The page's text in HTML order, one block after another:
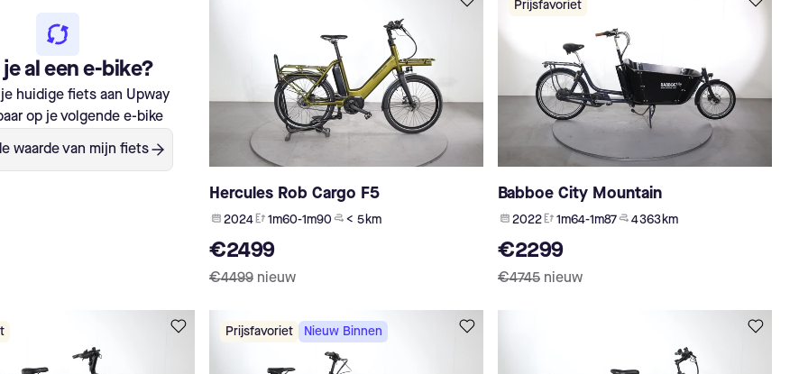
je al een e-bike?
huidige fiets aan Upway
op je volgende e-bike
waarde van mijn fiets
Hercules Rob Cargo F5
2024 1m60-1m90 < 5 km
€2499
€4499 nieuw
Prijsfavoriet
Babboe City Mountain
2022 1m64-1m87 4 363 km
€2299
€4745 nieuw
Prijsfavoriet Nieuw Binnen